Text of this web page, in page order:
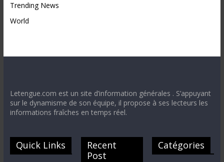
Trending News
World
Letengue.com est un site d’information générales . S’appuyant
sur le dynamisme de son équipe, il propose à ses lecteurs les
informations fraîches en temps réel.
Quick Links
Recent
Post
Catégories